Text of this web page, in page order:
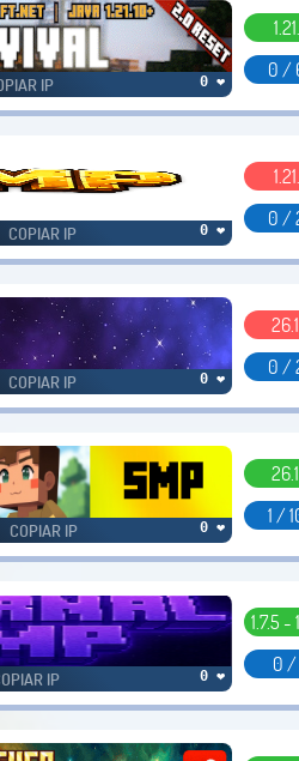
IP 0 ❤
0 /
COPIAR IP 0 ❤
0 /
COPIAR IP 0 ❤
0 /
COPIAR IP 0 ❤
1 /
IP 0 ❤
1.7.5 -
0 /